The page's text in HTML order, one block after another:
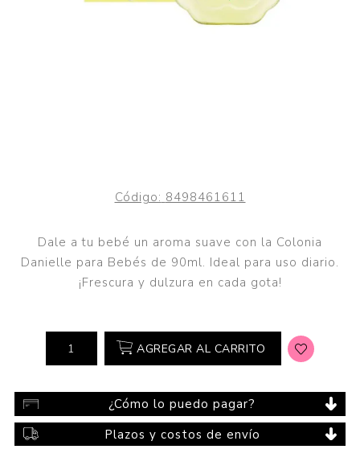
Código: 8498461611
Dale a tu bebé un aroma suave con la Colonia
Danielle para Bebés de 90ml. Ideal para uso diario.
¡Frescura y dulzura en cada gota!
AGREGAR AL CARRITO
¿Cómo lo puedo pagar?
Plazos y costos de envío